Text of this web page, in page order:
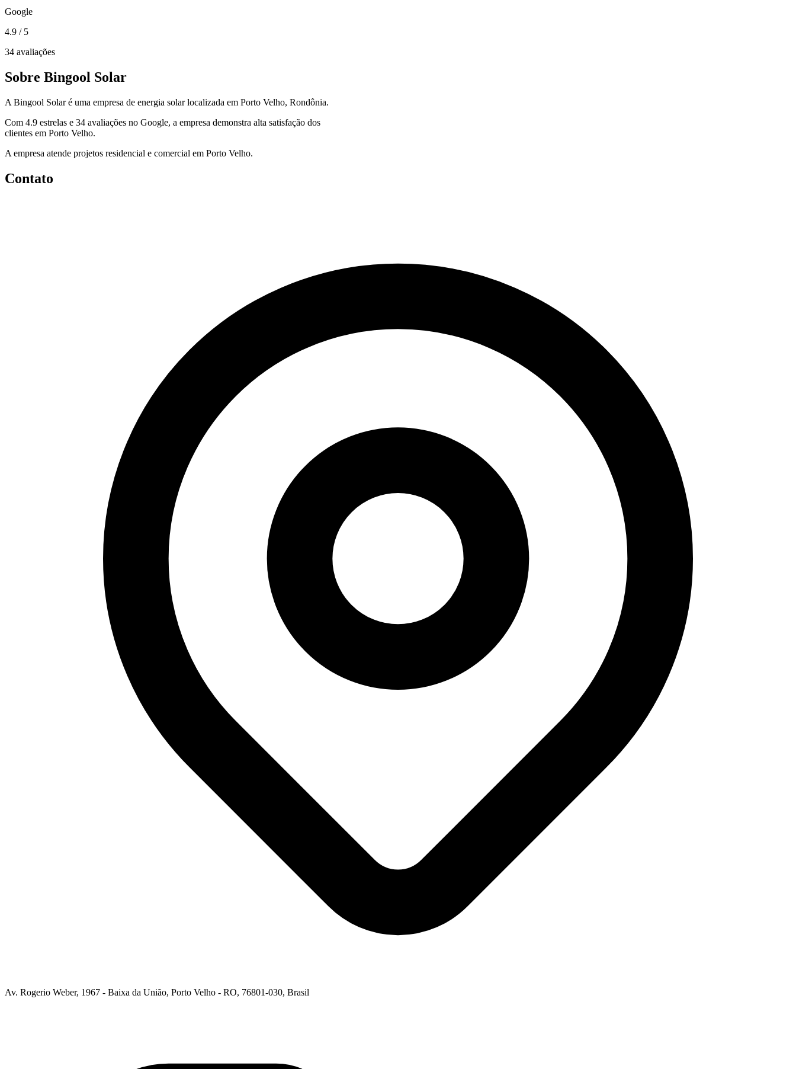
Google
4.9 / 5
34 avaliações
Sobre Bingool Solar
A Bingool Solar é uma empresa de energia solar localizada em Porto Velho, Rondônia.
Com 4.9 estrelas e 34 avaliações no Google, a empresa demonstra alta satisfação dos
clientes em Porto Velho.
A empresa atende projetos residencial e comercial em Porto Velho.
Contato
Av. Rogerio Weber, 1967 - Baixa da União, Porto Velho - RO, 76801-030, Brasil